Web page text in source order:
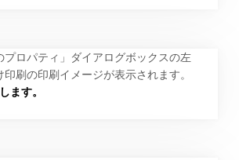
プロパティ」ダイアログボックスの左
印刷の印刷イメージが表示されます。
ます。